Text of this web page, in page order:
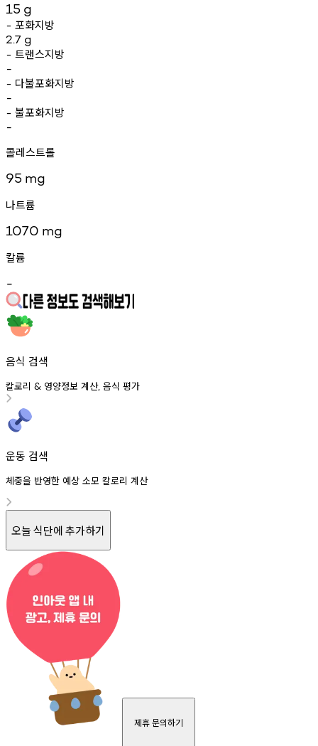
15 g
- 포화지방
2.7 g
- 트랜스지방
-
- 다불포화지방
-
- 불포화지방
-
콜레스트롤
95 mg
나트륨
1070 mg
칼륨
-
음식 검색
칼로리 & 영양정보 계산, 음식 평가
운동 검색
체중을 반영한 예상 소모 칼로리 계산
오늘 식단에 추가하기
제휴 문의하기